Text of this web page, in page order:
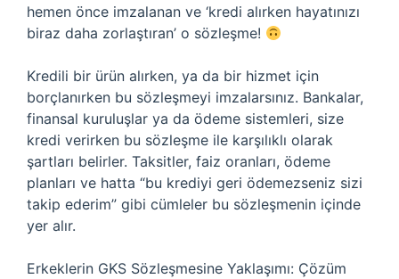
hemen önce imzalanan ve ‘kredi alırken hayatınızı
biraz daha zorlaştıran’ o sözleşme!
Kredili bir ürün alırken, ya da bir hizmet için
borçlanırken bu sözleşmeyi imzalarsınız. Bankalar,
finansal kuruluşlar ya da ödeme sistemleri, size
kredi verirken bu sözleşme ile karşılıklı olarak
şartları belirler. Taksitler, faiz oranları, ödeme
planları ve hatta “bu krediyi geri ödemezseniz sizi
takip ederim” gibi cümleler bu sözleşmenin içinde
yer alır.
Erkeklerin GKS Sözleşmesine Yaklaşımı: Çözüm